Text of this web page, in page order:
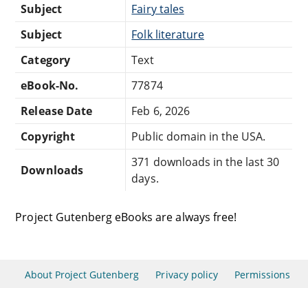
Subject
Fairy tales
Subject
Folk literature
Category
Text
eBook-No.
77874
Release Date
Feb 6, 2026
Copyright
Public domain in the USA.
Downloads
371 downloads in the last 30
days.
Project Gutenberg eBooks are always free!
About Project Gutenberg Privacy policy Permissions